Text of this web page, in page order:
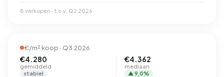
8 verkopen · t.o.v. Q2 2026
€/m² koop · Q3 2026
€4.280
gemiddeld
stabiel
€4.362
mediaan
▲ 9,0%